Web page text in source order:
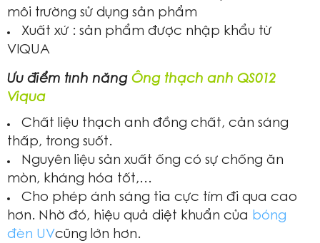
môi trường sử dụng sản phẩm
Xuất xứ : sản phẩm được nhập khẩu từ
VIQUA
Ưu điểm tính năng Ống thạch anh QS012
Viqua
Chất liệu thạch anh đồng chất, cản sáng
thấp, trong suốt.
Nguyên liệu sản xuất ống có sự chống ăn
mòn, kháng hóa tốt,…
Cho phép ánh sáng tia cực tím đi qua cao
hơn. Nhờ đó, hiệu quả diệt khuẩn của bóng
đèn UVcũng lớn hơn.